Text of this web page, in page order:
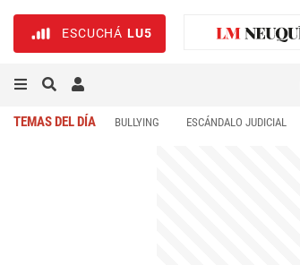
ESCUCHÁ LU5
TEMAS DEL DÍA BULLYING ESCÁNDALO JUDICIAL